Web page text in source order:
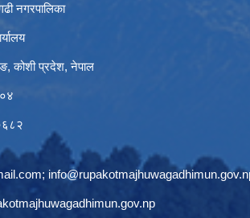
नगरपालिका
कोशी प्रदेश, नेपाल
;